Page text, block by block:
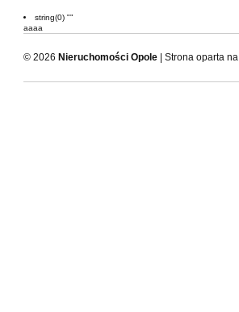
string(0) ""
aaaa
© 2026 Nieruchomości Opole | Strona oparta na